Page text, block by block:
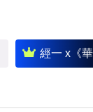
經一 x《